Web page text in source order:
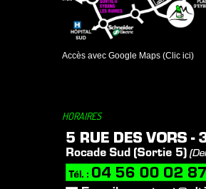
Accès avec Google Maps (Clic ici)
HORAIRES